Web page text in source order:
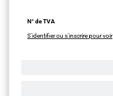
N° de TVA
S'identifier ou s'inscrire pour voir